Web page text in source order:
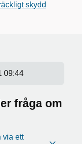
skydd
09:44
fråga om
via ett